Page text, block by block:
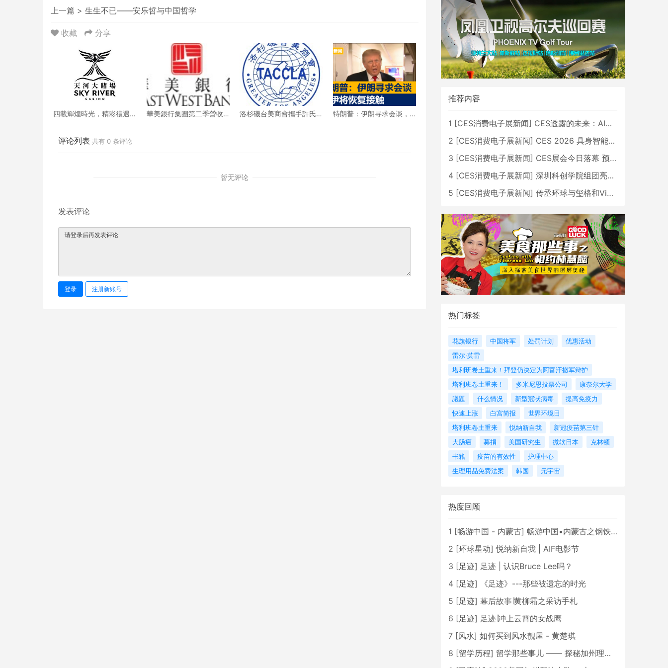
上一篇 > 生生不已——安乐哲与中国哲学
收藏 分享
四載輝煌時光，精彩禮遇
華美銀行集團第二季營收
洛杉磯台美商會攜手許氏
特朗普：伊朗寻求会谈，
评论列表 共有 0 条评论
暂无评论
发表评论
登录 注册新账号
推荐内容
1 [CES消费电子展新闻] CES透露的未来：AI、机器人与智能生活大爆发
2 [CES消费电子展新闻] CES 2026 具身智能与创新领域 中国公司大放异彩
3 [CES消费电子展新闻] CES展会今日落幕 预计2026行业收入将超五千亿美元
4 [CES消费电子展新闻] 深圳科创学院组团亮相CES 广受好评
5 [CES消费电子展新闻] 传丞环球与玺格和VibeLens共同推出全新耳机
热门标签
花旗银行 中国将军 处罚计划
优惠活动
雷尔·莫雷
塔利班卷土重来！拜登仍决定为阿富汗撤军辩护
塔利班卷土重来！
多米尼恩投票公司
康奈尔大学
議題
什么情况 新型冠状病毒
提高免疫力
快速上涨
白宫简报
世界环境日
塔利班卷土重来
悦纳新自我
新冠疫苗第三针
大肠癌
募捐 美国研究生 微软日本
克林顿
书籍
疫苗的有效性
护理中心
生理用品免费法案
韩国 元宇宙
热度回顾
1 [畅游中国 - 内蒙古] 畅游中国•内蒙古之钢铁骄子，魅力包头
2 [环球星动] 悦纳新自我 | AIF电影节
3 [足迹] 足迹 | 认识Bruce Lee吗？
4 [足迹]
《足迹》---那些被遗忘的时光
5 [足迹] 幕后故事∣黄柳霜之采访手札
6 [足迹] 足迹∣冲上云霄的女战鹰
7 [风水] 如何买到风水靓屋 - 黄楚琪
8 [留学历程] 留学那些事儿 —— 探秘加州理工学院Caltech博士生活 [上集]